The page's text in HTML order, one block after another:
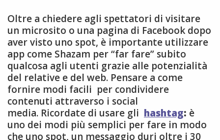
Oltre a chiedere agli spettatori di visitare
un microsito o una pagina di Facebook dopo
aver visto uno spot, è importante utilizzare
app come Shazam per “far fare” subito
qualcosa agli utenti grazie alle potenzialità
del relative e del web. Pensare a come
fornire modi facili per condividere
contenuti attraverso i social
media. Ricordate di usare gli hashtag: è
uno dei modi più semplici per fare in modo
che uno spot, un messaggio duri oltre i 30